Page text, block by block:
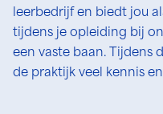
leerbedrijf en biedt jou
tijdens je opleiding bij
een vaste baan. Tijdens
de praktijk veel kennis